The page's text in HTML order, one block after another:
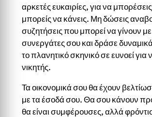
αρκετές ευκαιρίες, για να μπορέσεις
μπορείς να κάνεις. Μη δώσεις
συζητήσεις που μπορεί να γίνουν με
συνεργάτες σου και δράσε
το πλανητικό σκηνικό σε ευνοεί για
νικητής.
Τα οικονομικά σου θα έχουν
με τα έσοδά σου. Θα σου κάνουν
θα είναι συμφέρουσες, αλλά